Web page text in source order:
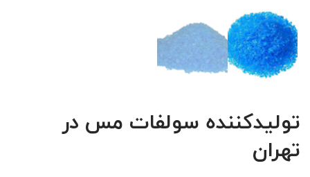
تولیدکننده سولفات مس در
تهران